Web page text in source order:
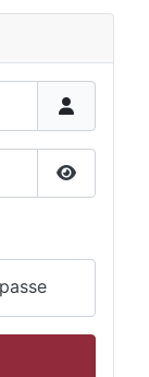
Mostrar